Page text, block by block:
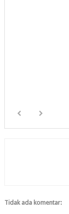
Tidak ada komentar: